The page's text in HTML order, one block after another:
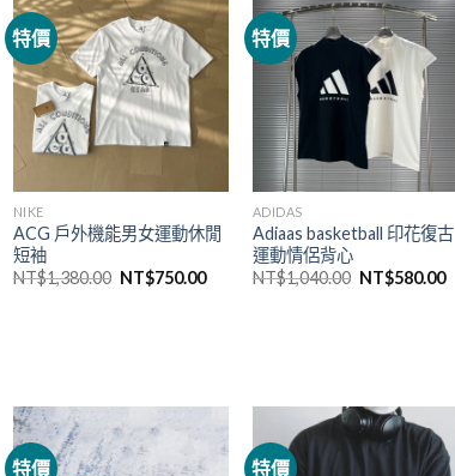
特價
NIKE
ACG 戶外機能男女運動休閒
短袖
NT$1,380.00 NT$750.00
特價
ADIDAS
Adiaas basketball 印花復古
運動情侶背心
NT$1,040.00 NT$580.00
特價 特價